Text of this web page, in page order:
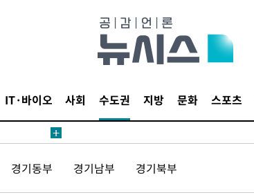
IT·바이오 사회 수도권 지방 문화 스포츠
대변인
등 압수수
경기동부 경기남부 경기북부